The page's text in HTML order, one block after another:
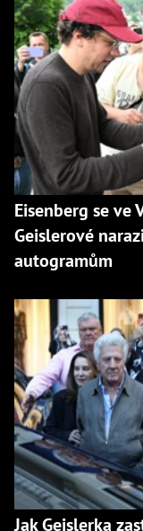
Eisenberg se ve
Geislerové
autogramům
Jak Geislerka